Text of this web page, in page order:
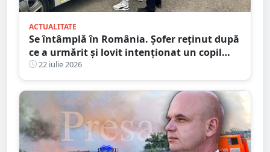
ACTUALITATE
Se întâmplă în România. Șofer reținut după
ce a urmărit și lovit intenționat un copil
aflat pe trotinetă
22 iulie 2026